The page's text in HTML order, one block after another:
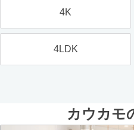
4K
4LDK
カウカモ